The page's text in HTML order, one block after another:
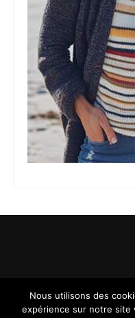
Nous utilisons des
expérience sur notre site